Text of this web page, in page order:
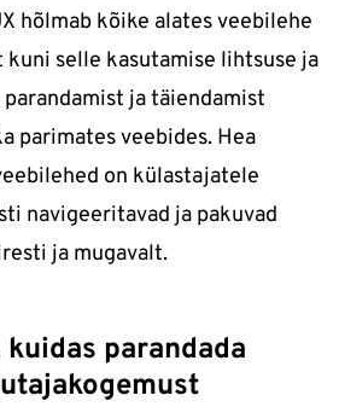
hõlmab kõike alates veebilehe
kuni selle kasutamise lihtsuse ja
parandamist ja täiendamist
parimates veebides. Hea
on külastajatele
navigeeritavad ja pakuvad
ja mugavalt.
parandada